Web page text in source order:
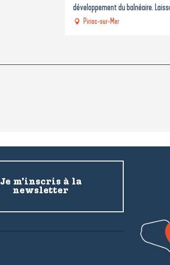
développement du balnéaire.
Piriac-sur-Mer
Je m’inscris à la
newsletter